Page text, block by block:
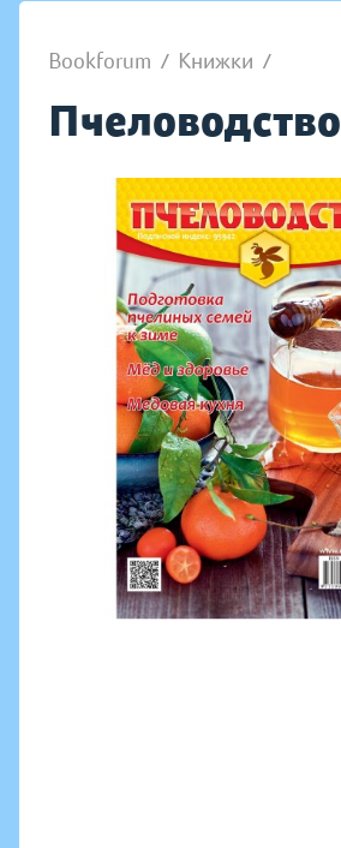
Bookforum / Книжки /
Пчеловодство